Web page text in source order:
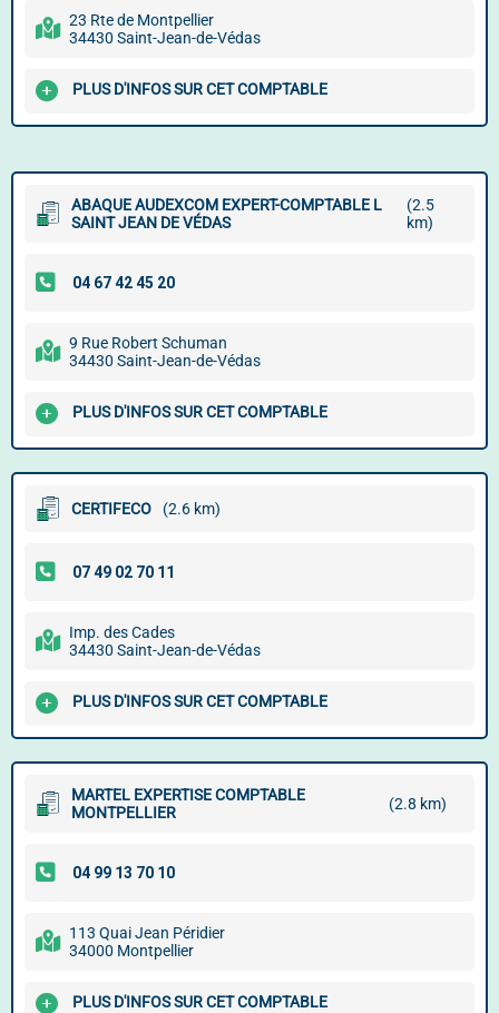
23 Rte de Montpellier
34430 Saint-Jean-de-Védas
PLUS D'INFOS SUR CET COMPTABLE
ABAQUE AUDEXCOM EXPERT-COMPTABLE L
SAINT JEAN DE VÉDAS
(2.5
km)
9 Rue Robert Schuman
34430 Saint-Jean-de-Védas
PLUS D'INFOS SUR CET COMPTABLE
CERTIFECO (2.6 km)
Imp. des Cades
34430 Saint-Jean-de-Védas
PLUS D'INFOS SUR CET COMPTABLE
MARTEL EXPERTISE COMPTABLE
MONTPELLIER
(2.8 km)
113 Quai Jean Péridier
34000 Montpellier
PLUS D'INFOS SUR CET COMPTABLE